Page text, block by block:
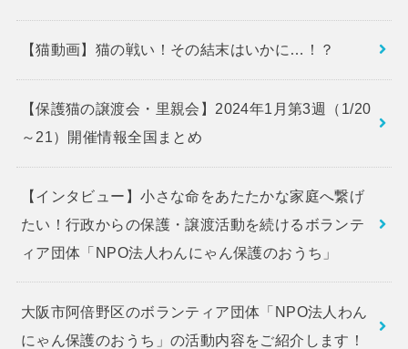
【猫動画】猫の戦い！その結末はいかに…！？
【保護猫の譲渡会・里親会】2024年1月第3週（1/20
～21）開催情報全国まとめ
【インタビュー】小さな命をあたたかな家庭へ繋げ
たい！行政からの保護・譲渡活動を続けるボランテ
ィア団体「NPO法人わんにゃん保護のおうち」
大阪市阿倍野区のボランティア団体「NPO法人わん
にゃん保護のおうち」の活動内容をご紹介します！